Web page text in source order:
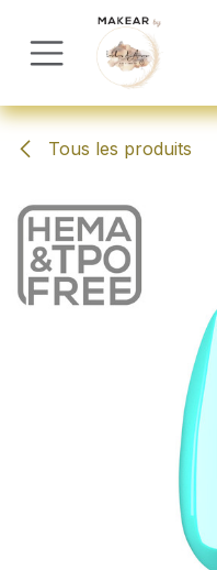
Se rendre au contenu
Tous les produits